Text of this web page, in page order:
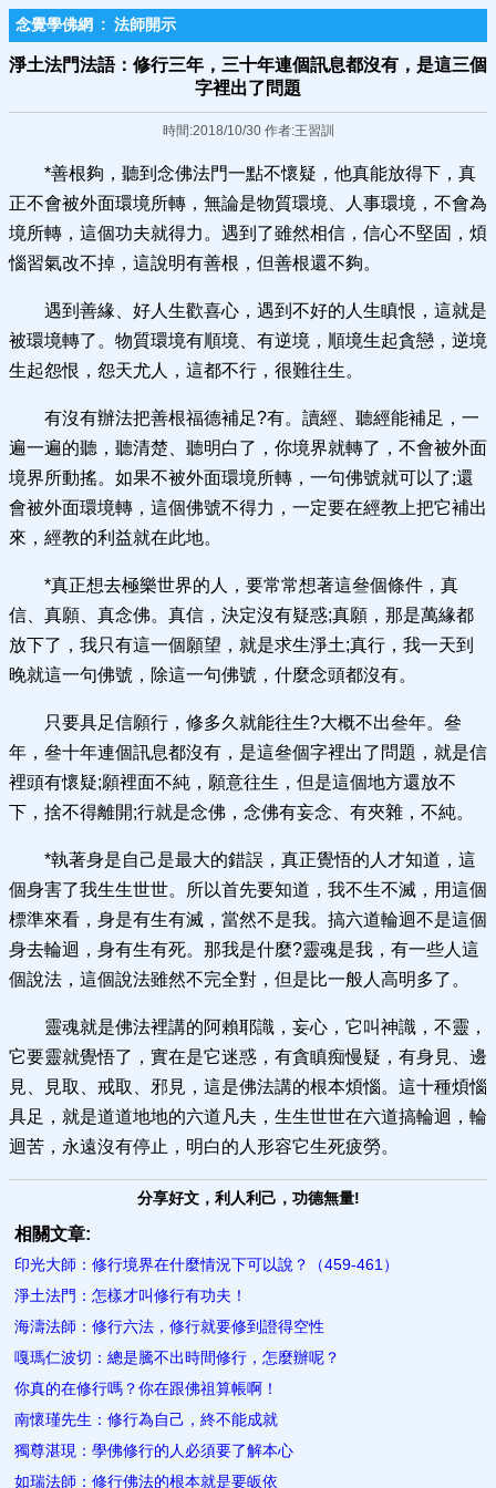
念覺學佛網 : 法師開示
淨土法門法語：修行三年，三十年連個訊息都沒有，是這三個
字裡出了問題
時間:2018/10/30 作者:王習訓
*善根夠，聽到念佛法門一點不懷疑，他真能放得下，真
正不會被外面環境所轉，無論是物質環境、人事環境，不會為
境所轉，這個功夫就得力。遇到了雖然相信，信心不堅固，煩
惱習氣改不掉，這說明有善根，但善根還不夠。
遇到善緣、好人生歡喜心，遇到不好的人生瞋恨，這就是
被環境轉了。物質環境有順境、有逆境，順境生起貪戀，逆境
生起怨恨，怨天尤人，這都不行，很難往生。
有沒有辦法把善根福德補足?有。讀經、聽經能補足，一
遍一遍的聽，聽清楚、聽明白了，你境界就轉了，不會被外面
境界所動搖。如果不被外面環境所轉，一句佛號就可以了;還
會被外面環境轉，這個佛號不得力，一定要在經教上把它補出
來，經教的利益就在此地。
*真正想去極樂世界的人，要常常想著這叄個條件，真
信、真願、真念佛。真信，決定沒有疑惑;真願，那是萬緣都
放下了，我只有這一個願望，就是求生淨土;真行，我一天到
晚就這一句佛號，除這一句佛號，什麼念頭都沒有。
只要具足信願行，修多久就能往生?大概不出叄年。叄
年，叄十年連個訊息都沒有，是這叄個字裡出了問題，就是信
裡頭有懷疑;願裡面不純，願意往生，但是這個地方還放不
下，捨不得離開;行就是念佛，念佛有妄念、有夾雜，不純。
*執著身是自己是最大的錯誤，真正覺悟的人才知道，這
個身害了我生生世世。所以首先要知道，我不生不滅，用這個
標準來看，身是有生有滅，當然不是我。搞六道輪迴不是這個
身去輪迴，身有生有死。那我是什麼?靈魂是我，有一些人這
個說法，這個說法雖然不完全對，但是比一般人高明多了。
靈魂就是佛法裡講的阿賴耶識，妄心，它叫神識，不靈，
它要靈就覺悟了，實在是它迷惑，有貪瞋痴慢疑，有身見、邊
見、見取、戒取、邪見，這是佛法講的根本煩惱。這十種煩惱
具足，就是道道地地的六道凡夫，生生世世在六道搞輪迴，輪
迴苦，永遠沒有停止，明白的人形容它生死疲勞。
分享好文，利人利己，功德無量!
相關文章:
印光大師：修行境界在什麼情況下可以說？（459-461）
淨土法門：怎樣才叫修行有功夫！
海濤法師：修行六法，修行就要修到證得空性
嘎瑪仁波切：總是騰不出時間修行，怎麼辦呢？
你真的在修行嗎？你在跟佛祖算帳啊！
南懷瑾先生：修行為自己，終不能成就
獨尊湛現：學佛修行的人必須要了解本心
如瑞法師：修行佛法的根本就是要皈依